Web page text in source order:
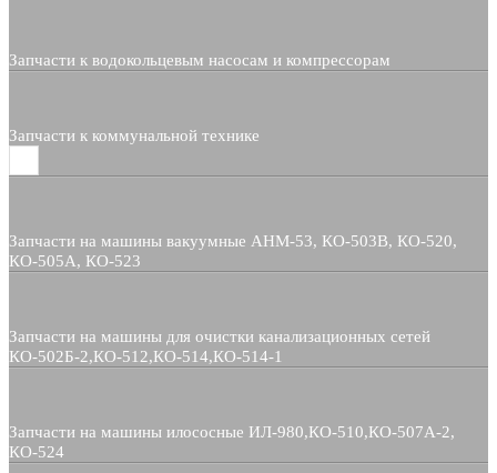
Запчасти к водокольцевым насосам и компрессорам
Запчасти к коммунальной технике
Запчасти на машины вакуумные АНМ-53, КО-503В, КО-520,
КО-505А, КО-523
Запчасти на машины для очистки канализационных сетей
КО-502Б-2,КО-512,КО-514,КО-514-1
Запчасти на машины илососные ИЛ-980,КО-510,КО-507А-2,
КО-524